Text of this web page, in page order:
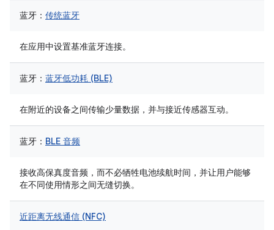
蓝牙： 传统蓝牙
在应用中设置基准蓝牙连接。
蓝牙： 蓝牙低功耗 (BLE)
在附近的设备之间传输少量数据，并与接近传感器互动。
蓝牙： BLE 音频
接收高保真度音频，而不必牺牲电池续航时间，并让用户能够
在不同使用情形之间无缝切换。
近距离无线通信 (NFC)